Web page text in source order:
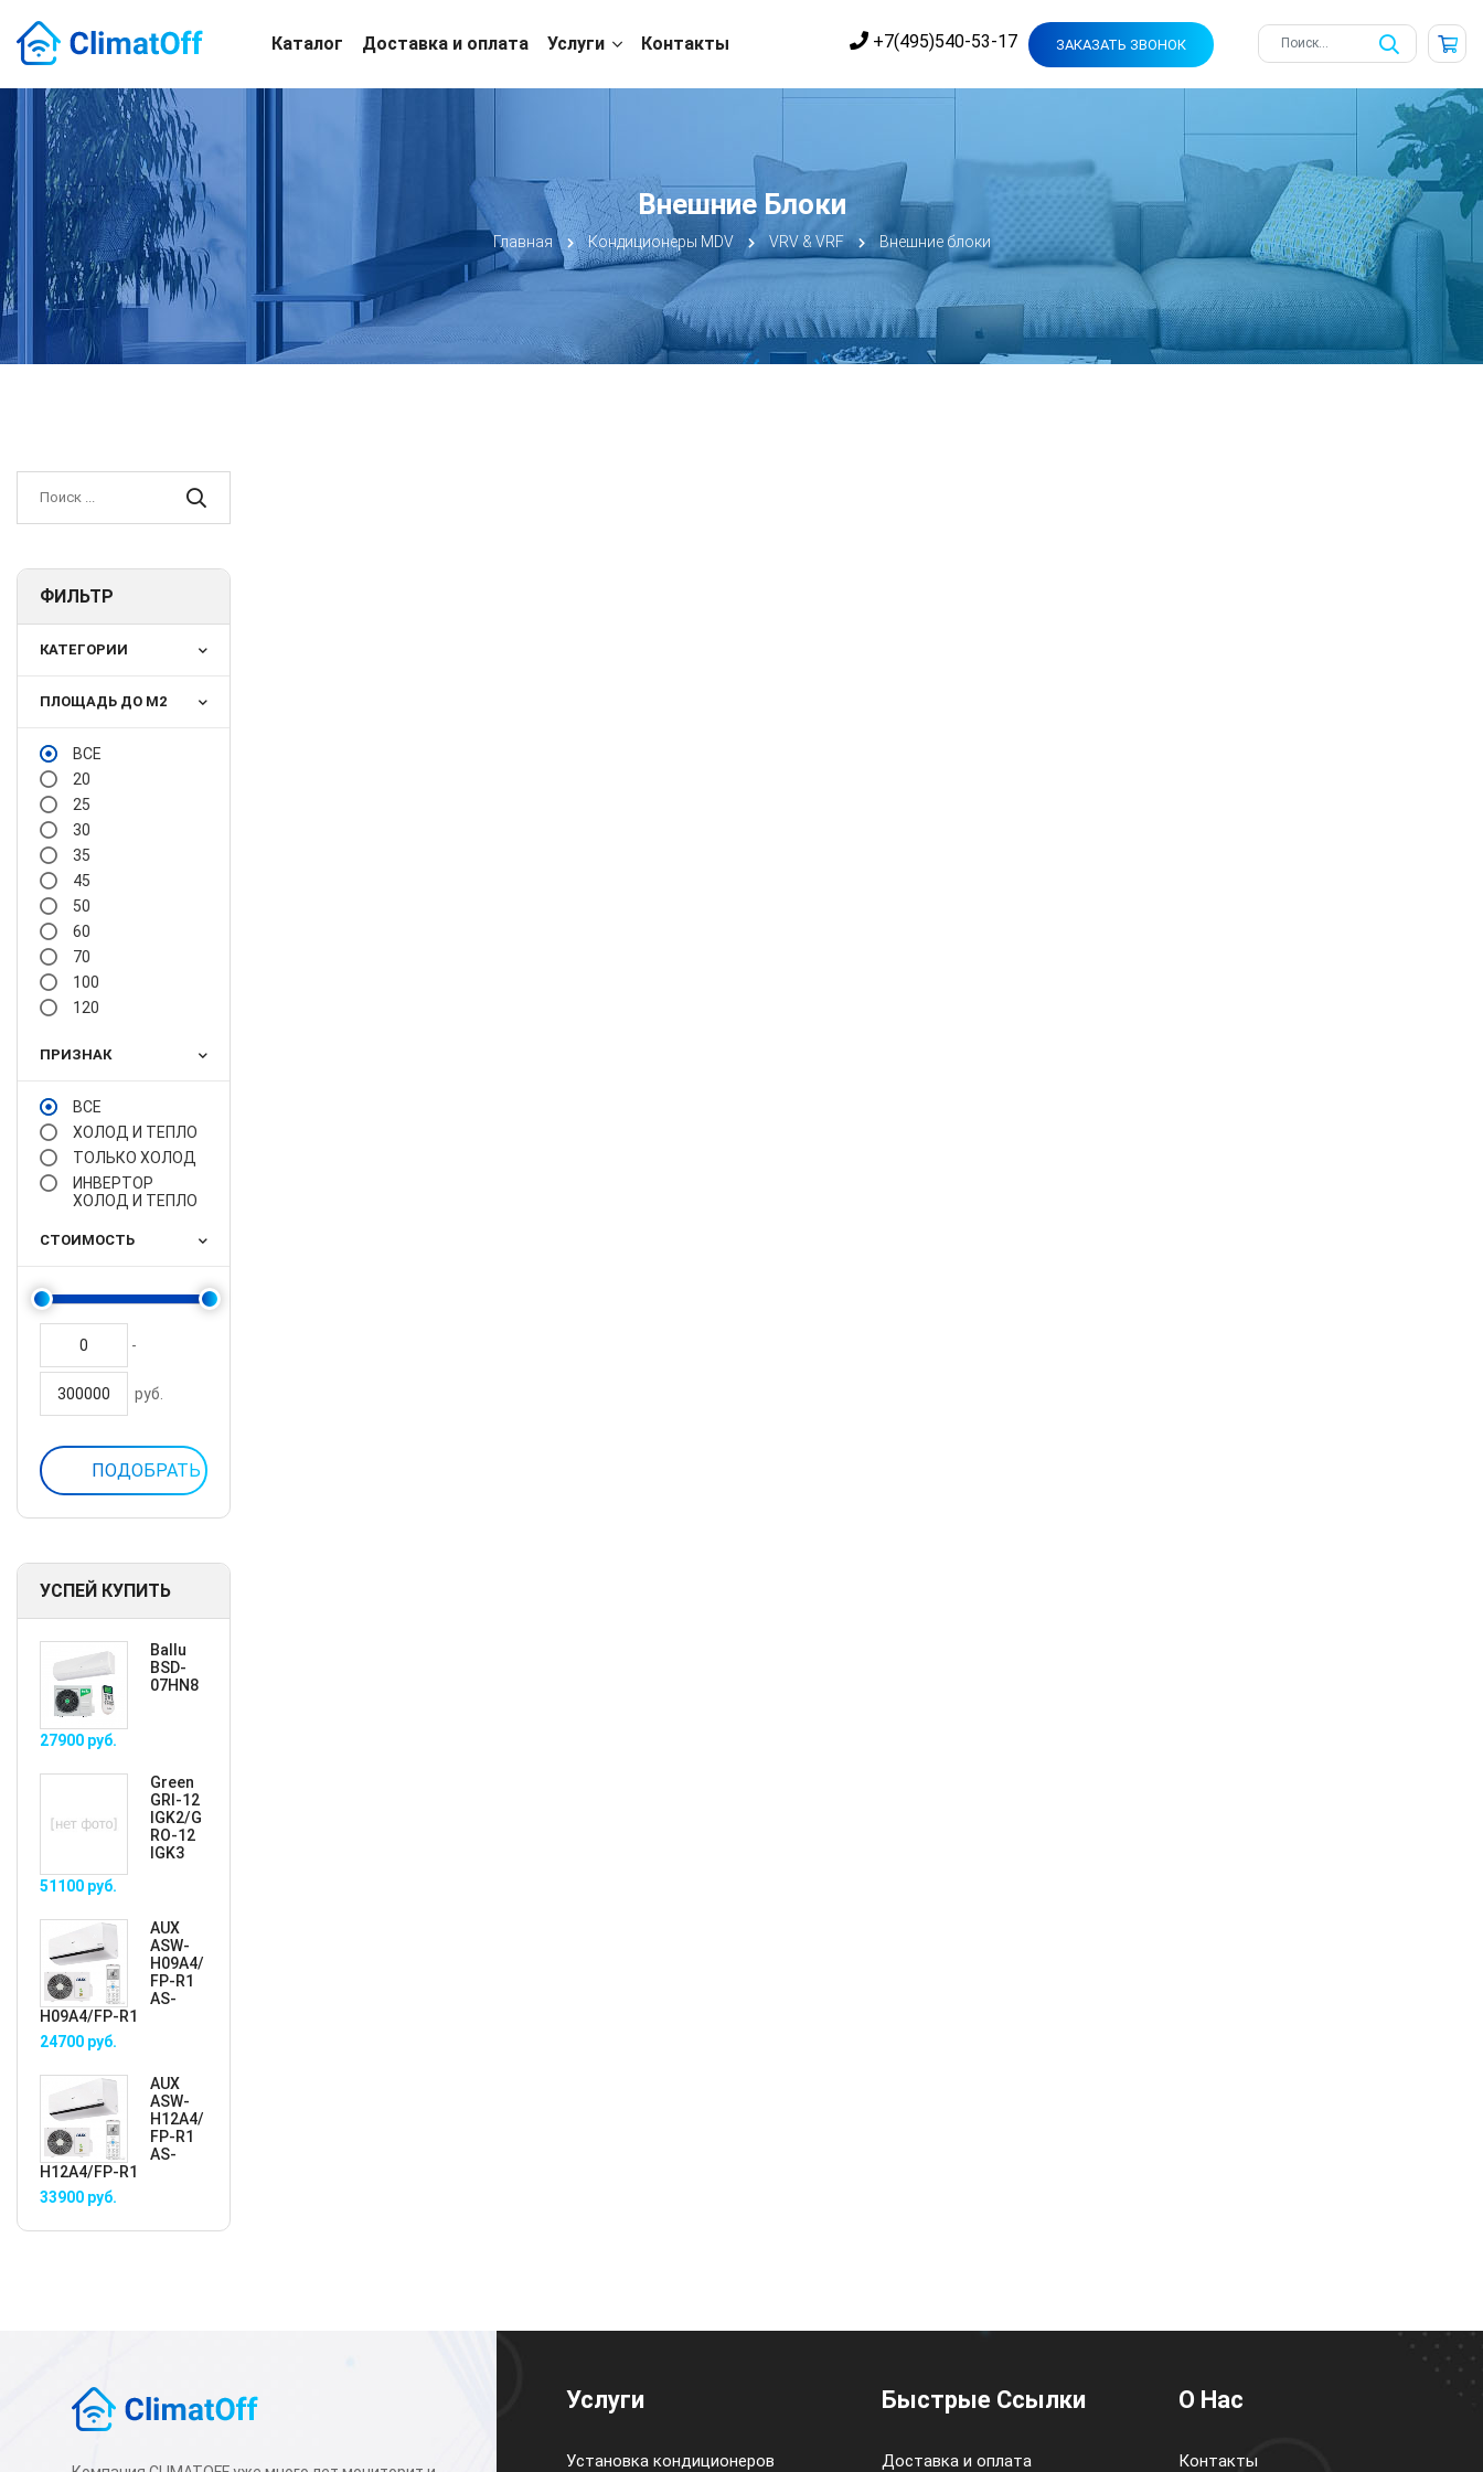
+7(495)540-53-17 ЗАКАЗАТЬ ЗВОНОК
Каталог Доставка и оплата Услуги Контакты
Внешние Блоки
Главная Кондиционеры MDV VRV & VRF Внешние блоки
ФИЛЬТР
КАТЕГОРИИ
ПЛОЩАДЬ ДО М2
ВСЕ
20
25
30
35
45
50
60
70
100
120
ПРИЗНАК
ВСЕ
ХОЛОД И ТЕПЛО
ТОЛЬКО ХОЛОД
ИНВЕРТОР
ХОЛОД И ТЕПЛО
СТОИМОСТЬ
-
руб.
УСПЕЙ КУПИТЬ
Ballu
BSD-
07HN8
27900 руб.
Green
GRI-12
IGK2/G
RO-12
IGK3
51100 руб.
AUX
ASW-
H09A4/
FP-R1
AS-
H09A4/FP-R1
24700 руб.
AUX
ASW-
H12A4/
FP-R1
AS-
H12A4/FP-R1
33900 руб.
Услуги
Установка кондиционеров
Быстрые Ссылки
Доставка и оплата
О Нас
Контакты